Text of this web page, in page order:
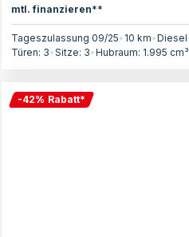
mtl. finanzieren**
Tageszulassung 09/25• 10 km•Diesel
Türen: 3•Sitze: 3•Hubraum: 1.995 cm³
-42% Rabatt*